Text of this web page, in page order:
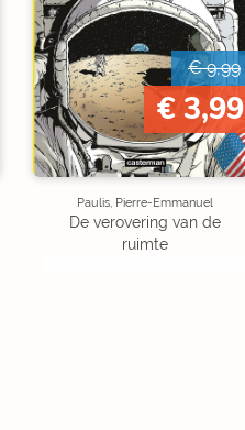
€ 9,99
€ 3,99
Paulis, Pierre-Emmanuel
De verovering van de
ruimte